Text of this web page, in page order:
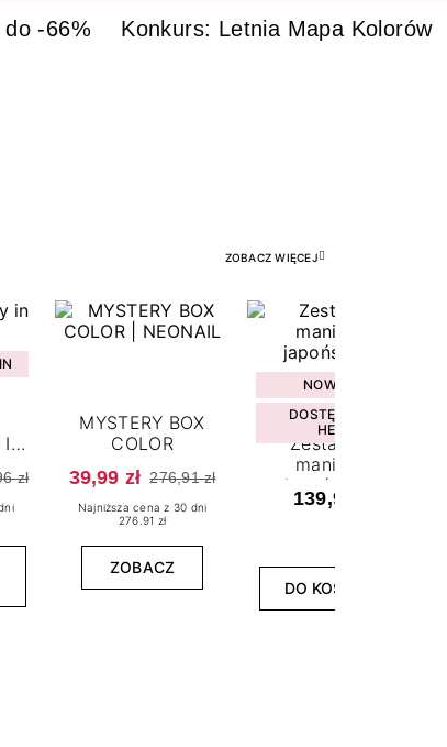
do -66% Konkurs: Letnia Mapa Kolorów
ZOBACZ WIĘCEJ
In
zł
MYSTERY BOX
COLOR
39,99 zł 276,91 zł
Najniższa cena z 30 dni
276.91 zł
ZOBACZ
NOWOŚĆ
DOSTĘPNY W
HEBE
Zestaw do
manicure
japońskiego
139,99 zł
DO KOSZYKA